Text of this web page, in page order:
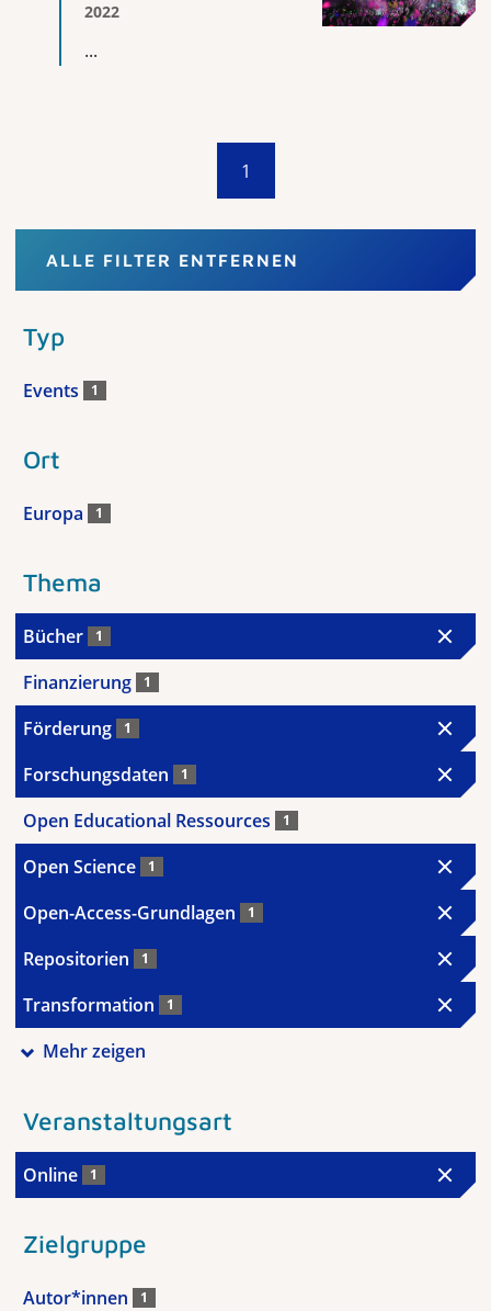
2022
...
1
ALLE FILTER ENTFERNEN
Typ
Events 1
Ort
Europa 1
Thema
Bücher 1
Finanzierung 1
Förderung 1
Forschungsdaten 1
Open Educational Ressources 1
Open Science 1
Open-Access-Grundlagen 1
Repositorien 1
Transformation 1
Mehr zeigen
Veranstaltungsart
Online 1
Zielgruppe
Autor*innen 1